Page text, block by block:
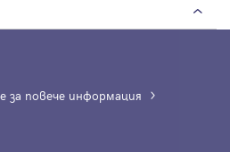
за повече информация